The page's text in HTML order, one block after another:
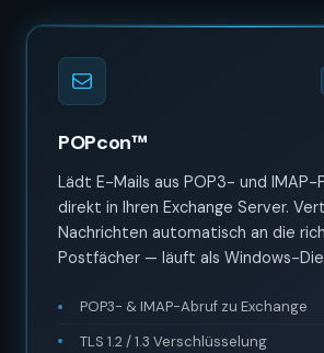
POPcon™
Lädt E-Mails aus POP3- und IMAP-
direkt in Ihren Exchange Server.
Nachrichten automatisch an die
Postfächer — läuft als Windows-
POP3- & IMAP-Abruf zu Exchange
TLS 1.2 / 1.3 Verschlüsselung